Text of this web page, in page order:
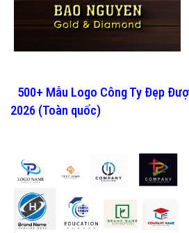
500+ Mẫu Logo Công Ty Đẹp
2026 (Toàn quốc)